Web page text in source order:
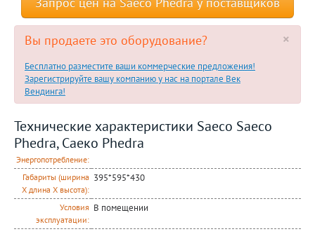
×
Вы продаете это оборудование?
Бесплатно разместите ваши коммерческие предложения!
Зарегистрируйте вашу компанию у нас на портале Век
Вендинга!
Технические характеристики Saeco Saeco
Phedra, Саеко Phedra
Энергопотребление:
Габариты (ширина
Х длина Х высота):
395*595*430
Условия
эксплуатации:
В помещении